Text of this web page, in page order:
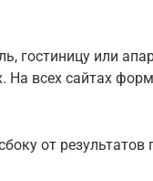
гостиницу или
На всех сайтах
от результатов